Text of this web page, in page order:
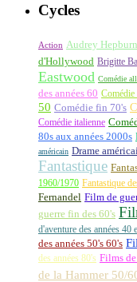
Cycles
Action Audrey Hepburn
d'Hollywood Brigitte
Eastwood Comédie
des années 60 Comédie
50 Comédie fin 70's
Comédie italienne
80s aux années 2000s
américain Drame
Fantastique
1960/1970 Fantastique
Fernandel Film de
guerre fin des 60's
d'aventure des années 40
des années 50's 60's
des années 80's Films
de la Hammer 50/